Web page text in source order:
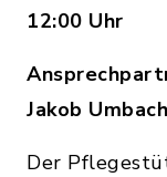
12:00 Uhr
Jakob Umbach
Der